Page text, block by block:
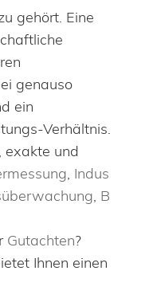
gehört. Eine
genauso
ein
Verhältnis.
exakte und
, Indus
, B
Gutachten?
Ihnen einen